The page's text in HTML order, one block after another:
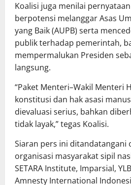
Koalisi juga menilai
berpotensi melanggar Asas
yang Baik (AUPB) serta
publik terhadap pemerintah,
mempermalukan Presiden
langsung.
“Paket Menteri–Wakil Menteri
konstitusi dan hak asasi
dievaluasi serius, bahkan
tidak layak,” tegas Koalisi.
Siaran pers ini ditandatangani
organisasi masyarakat sipil
SETARA Institute, Imparsial,
Amnesty International